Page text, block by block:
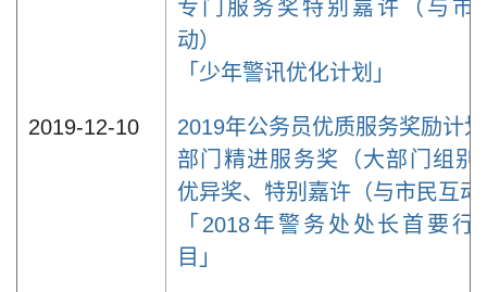
专门服务奖特别嘉许（与市
动）
「少年警讯优化计划」
2019-12-10
2019年公务员优质服务奖励计划
部门精进服务奖（大部门组
优异奖、特别嘉许（与市民互动
「2018年警务处处长首要行
目」